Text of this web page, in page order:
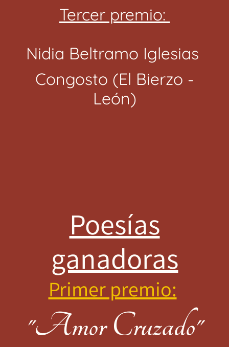
Tercer premio:
Nidia Beltramo Iglesias
Congosto (El Bierzo -
León)
Poesías
ganadoras
Primer premio:
"Amor Cruzado"